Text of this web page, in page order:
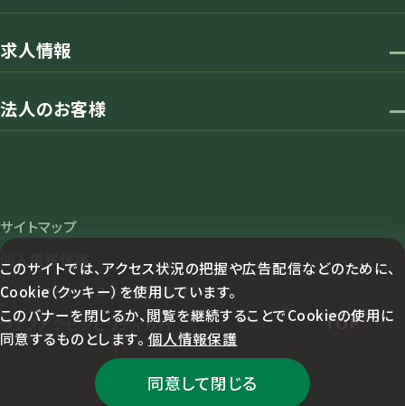
このサイトでは、アクセス状況の把握や広告配信などのために、
Cookie（クッキー）を使用しています。
このバナーを閉じるか、閲覧を継続することでCookieの使用に
同意するものとします。 個人情報保護
同意して閉じる
求人情報
法人のお客様
サイトマップ
個人情報保護
カスタマーハラスメント対応方針
ウェブアクセシビリティ方針
TOP